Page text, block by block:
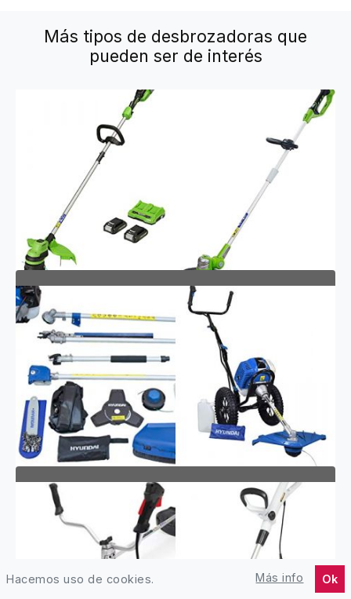
Más tipos de desbrozadoras que
pueden ser de interés
DESBROZADORAS
GREENWORKS TOOLS
DESBROZADORAS HYUNDAI
Hacemos uso de cookies. Más info Ok